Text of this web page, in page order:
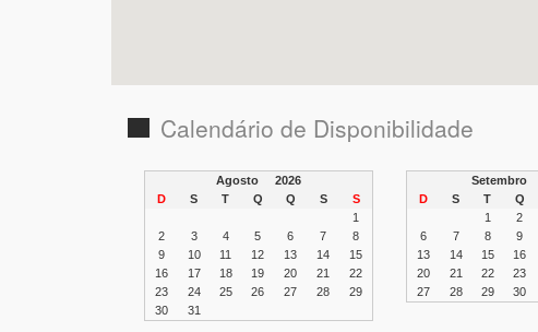
Calendário de Disponibilidade
Agosto 2026
D
S T Q Q S
S
1
2
3 4 5 6 7
8
9
10 11 12 13 14
15
16
17 18 19 20 21
22
23
24 25 26 27 28
29
30
31
Setembro
D
S T Q
1
2
6
7 8 9
13
14 15 16
20
21 22 23
27
28 29 30